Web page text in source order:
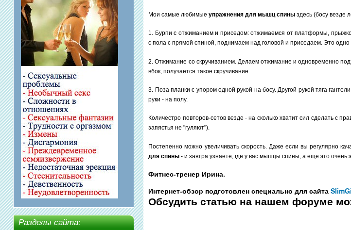
Разделы сайта:
Мои самые любимыеупражнения для мышц спины здесь (босу везде
1. Бурпи с отжиманием и приседом: отжимаемся от платформы,
с пола с прямой спиной, поднимаем над головой и приседаем. Это одно
2. Отжимание со скручиванием. Делаем отжимание и одновременно
вбок, получается такое скручивание.
3. Поза планки с упором одной рукой на босу. Другой рукой тяга
руки - на полу.
Количестро повторов-сетов везде - на сколько хватит сил сделать с
запястья не "гуляют").
Постепенно можно увеличивать скорость. Даже если вы регулярно
для спины - и завтра узнаете, где у вас мышцы спины, а еще это очень
Фитнес-тренер Ирина.
Интернет-обзор подготовлен специально для сайта
Обсудить статью на нашем форуме